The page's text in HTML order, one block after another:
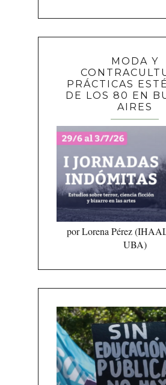
MODA Y
PRÁCTICAS
DE LOS 80 EN
AIRES
por Lorena Pérez
UBA)